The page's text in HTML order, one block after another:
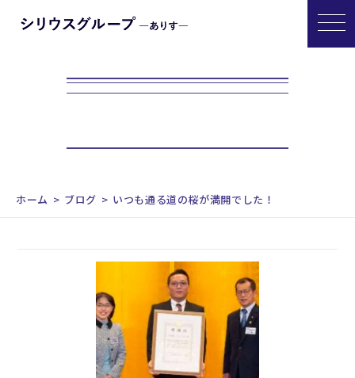
ホーム ブログ いつも通る道の桜が満開でした！